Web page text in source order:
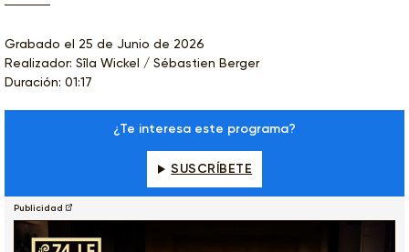
Grabado el 25 de Junio de 2026
Realizador: Sîla Wickel / Sébastien Berger
Duración: 01:17
¿Te interesa este programa?
SUSCRÍBETE
Publicidad